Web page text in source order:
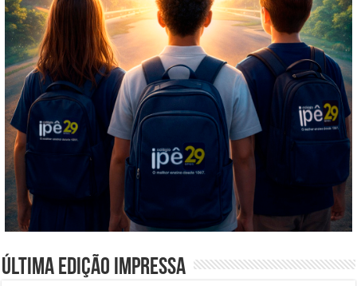
Última edição impressa